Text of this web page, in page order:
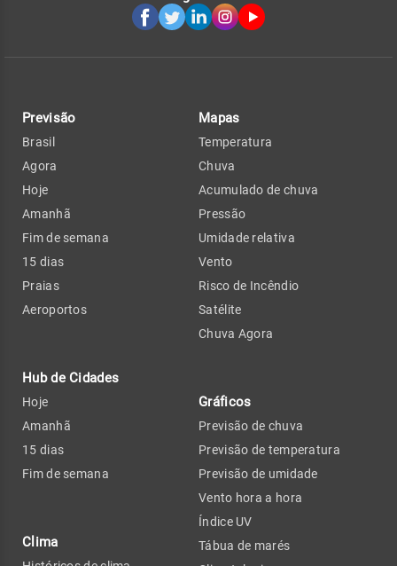
Previsão
Brasil
Agora
Hoje
Amanhã
Fim de semana
15 dias
Praias
Aeroportos
Hub de Cidades
Hoje
Amanhã
15 dias
Fim de semana
Clima
Mapas
Temperatura
Chuva
Acumulado de chuva
Pressão
Umidade relativa
Vento
Risco de Incêndio
Satélite
Chuva Agora
Gráficos
Previsão de chuva
Previsão de temperatura
Previsão de umidade
Vento hora a hora
Índice UV
Tábua de marés